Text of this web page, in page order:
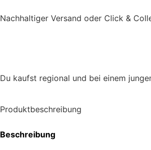
Nachhaltiger Versand oder Click &
Du kaufst regional und bei einem
Produktbeschreibung
Beschreibung